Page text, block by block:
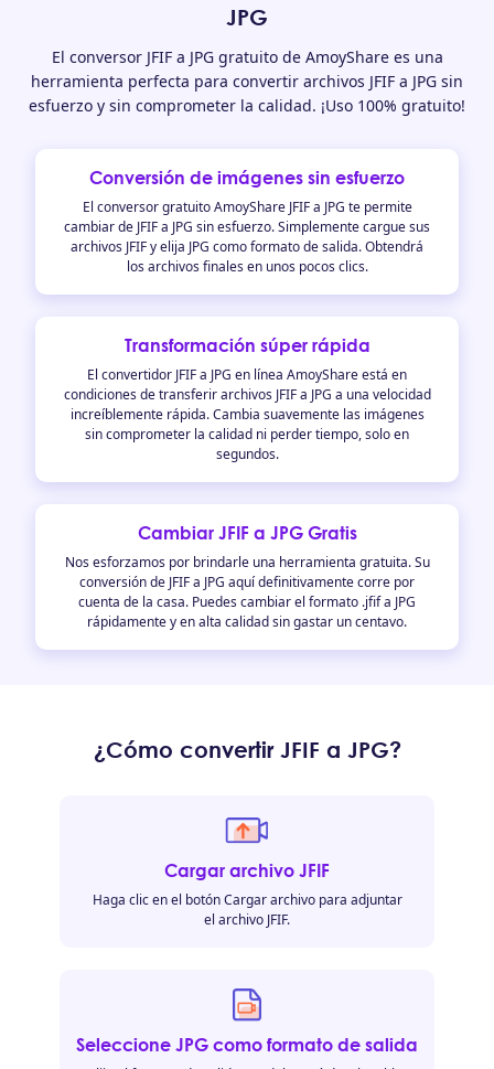
JPG
El conversor JFIF a JPG gratuito de AmoyShare es una
herramienta perfecta para convertir archivos JFIF a JPG sin
esfuerzo y sin comprometer la calidad. ¡Uso 100% gratuito!
Conversión de imágenes sin esfuerzo
El conversor gratuito AmoyShare JFIF a JPG te permite
cambiar de JFIF a JPG sin esfuerzo. Simplemente cargue sus
archivos JFIF y elija JPG como formato de salida. Obtendrá
los archivos finales en unos pocos clics.
Transformación súper rápida
El convertidor JFIF a JPG en línea AmoyShare está en
condiciones de transferir archivos JFIF a JPG a una velocidad
increíblemente rápida. Cambia suavemente las imágenes
sin comprometer la calidad ni perder tiempo, solo en
segundos.
Cambiar JFIF a JPG Gratis
Nos esforzamos por brindarle una herramienta gratuita. Su
conversión de JFIF a JPG aquí definitivamente corre por
cuenta de la casa. Puedes cambiar el formato .jfif a JPG
rápidamente y en alta calidad sin gastar un centavo.
¿Cómo convertir JFIF a JPG?
Cargar archivo JFIF
Haga clic en el botón Cargar archivo para adjuntar
el archivo JFIF.
Seleccione JPG como formato de salida